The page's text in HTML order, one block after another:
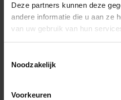
Deze partners kunnen deze
andere informatie die u aan ze
van uw gebruik van hun
Noodzakelijk
Voorkeuren